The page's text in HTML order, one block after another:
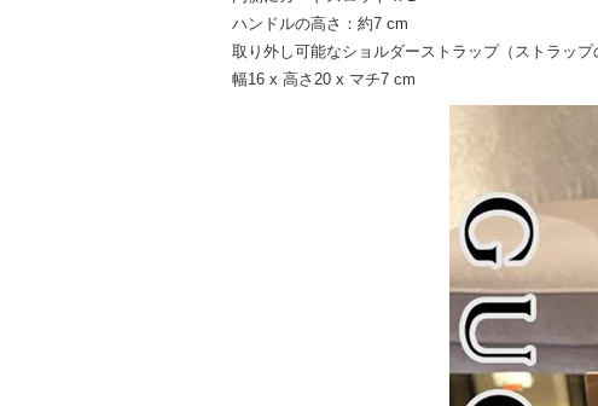
ハンドルの高さ：約7 cm
取り外し可能なショルダーストラップ（ストラップ
幅16 x 高さ20 x マチ7 cm